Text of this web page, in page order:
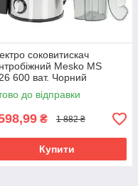
соковитискач
Mesko MS
600 ват. Чорний
до відправки
₴ 1 882 ₴
Купити